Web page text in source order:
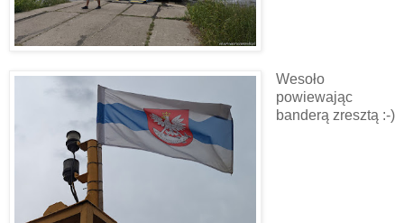
Wesoło
powiewając
banderą zresztą :-)